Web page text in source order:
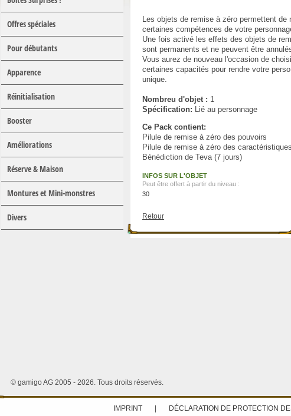
Offres spéciales
Pour débutants
Apparence
Réinitialisation
Booster
Améliorations
Réserve & Maison
Montures et Mini-monstres
Divers
Les objets de remise à zéro permettent de
certaines compétences de votre
Une fois activé les effets des objets de
sont permanents et ne peuvent être
Vous aurez de nouveau l'occasion de
certaines capacités pour rendre votre
unique.
Nombreu d'objet : 1
Spécification: Lié au personnage
Ce Pack contient:
Pilule de remise à zéro des pouvoirs
Pilule de remise à zéro des caractéristiques
Bénédiction de Teva (7 jours)
INFOS SUR L'OBJET
Peut être offert à partir du niveau :
30
Retour
© gamigo AG 2005 - 2026. Tous droits réservés.
IMPRINT DÉCLARATION DE PROTECTION